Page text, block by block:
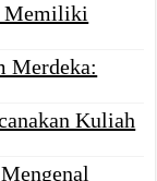
Memiliki
Merdeka:
Kuliah